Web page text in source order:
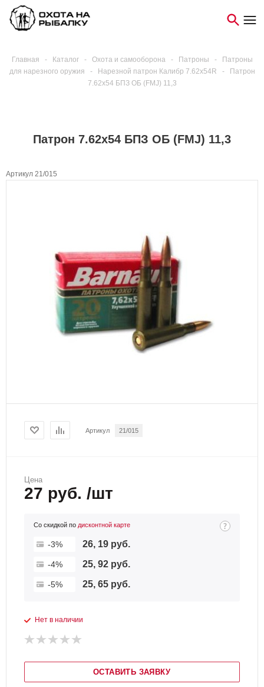
Главная - Каталог - Охота и самооборона - Патроны -
Патроны
для нарезного оружия
- Нарезной патрон Калибр 7.62х54R -
Патрон
7.62х54 БПЗ ОБ (FMJ) 11,3
Патрон 7.62х54 БПЗ ОБ (FMJ) 11,3
Артикул 21/015
Артикул 21/015
Цена
27 руб. /шт
Со скидкой по дисконтной карте
-3% 26, 19 руб.
-4% 25, 92 руб.
-5% 25, 65 руб.
Нет в наличии
ОСТАВИТЬ ЗАЯВКУ